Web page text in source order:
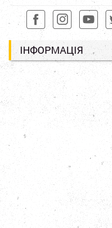
ІНФОРМАЦІЯ